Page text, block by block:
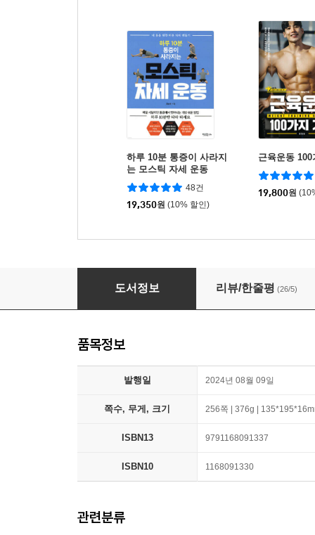
하루 10분 통증이 사라지
는 모스틱 자세 운동
48건
19,350원 (10% 할인)
근육운동
19,800원
움직임의 법칙
도서정보 리뷰/한줄평 (26/5)
품목정보
발행일 2024년 08월 09일
쪽수, 무게, 크기 256쪽 | 376g |
ISBN13 9791168091337
ISBN10 1168091330
관련분류